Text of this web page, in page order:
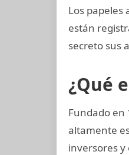
Los papeles
están
secreto sus
¿Qué
Fundado en
altamente
inversores y